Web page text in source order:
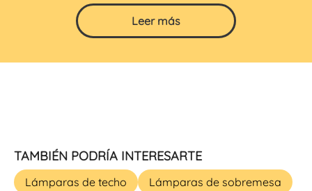
Leer más
TAMBIÉN PODRÍA INTERESARTE
Lámparas de techo
Lámparas de sobremesa